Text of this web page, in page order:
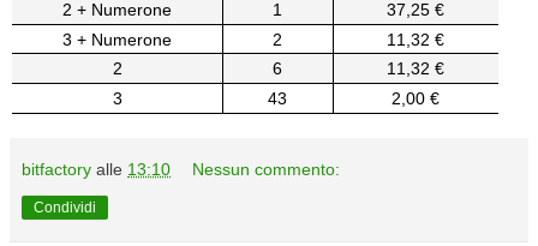
2 + Numerone
1
37,25 €
3 + Numerone
2
11,32 €
2
6
11,32 €
3
43 2,00 €
bitfactory alle 13:10 Nessun commento:
Condividi